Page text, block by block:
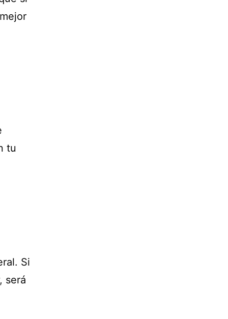
tu
Si
será